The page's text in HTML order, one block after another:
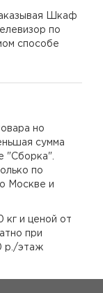
Шкаф
по
способе
но
сумма
"Сборка".
по
Москве и
кг и ценой от
при
р./этаж